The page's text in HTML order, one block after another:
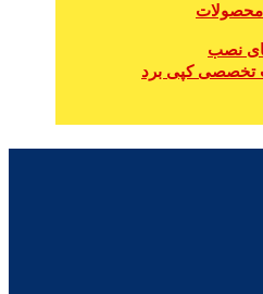
محصولات
نصب
تخصصی کپی برد